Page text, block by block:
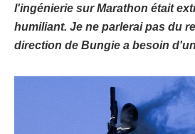
l'ingénierie sur Marathon était
humiliant. Je ne parlerai pas du
direction de Bungie a besoin